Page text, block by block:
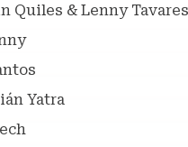
Quiles & Lenny Tavares
Yatra